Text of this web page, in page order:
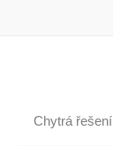
Chytrá řešení